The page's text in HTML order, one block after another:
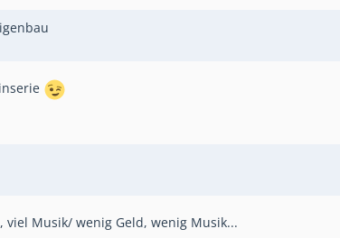
Musik/ wenig Geld, wenig Musik...